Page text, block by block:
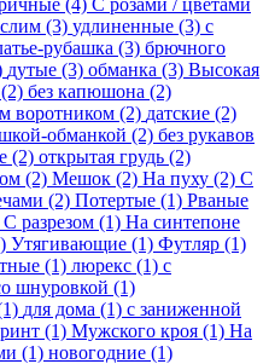
слим (3) удлиненные (3) с
рубашка (3) брючного
дутые (3) обманка (3) Высокая
без капюшона (2)
воротником (2) датские (2)
обманкой (2) без рукавов
(2) открытая грудь (2)
(2) Мешок (2) На пуху (2) С
(2) Потертые (1) Рваные
С разрезом (1) На синтепоне
Утягивающие (1) Футляр (1)
(1) люрекс (1) с
шнуровкой (1)
для дома (1) с заниженной
(1) Мужского кроя (1) На
(1) новогодние (1)